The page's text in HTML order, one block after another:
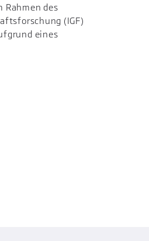
Rahmen des
(IGF)
eines